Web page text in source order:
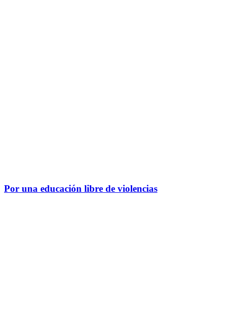
Por una educación libre de violencias